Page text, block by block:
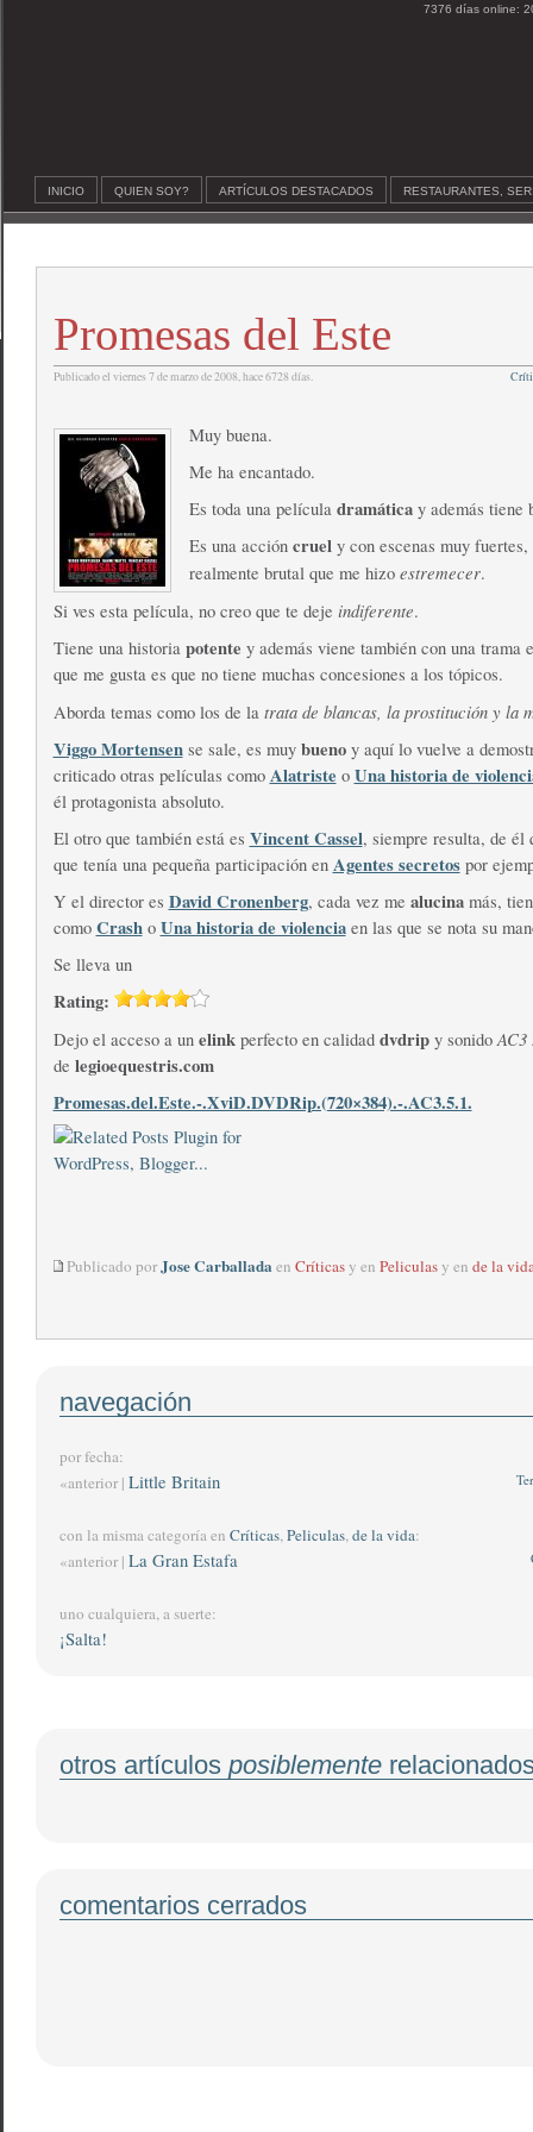
7376 días online:
INICIO QUIEN SOY? ARTÍCULOS DESTACADOS RESTAURANTES,
Promesas del Este
Publicado el viernes 7 de marzo de 2008, hace 6728 días.
Muy buena.
Me ha encantado.
Es toda una película dramática y además tiene
Es una acción cruel y con escenas muy
realmente brutal que me hizo estremecer.
Si ves esta película, no creo que te deje indiferente.
Tiene una historia potente y además viene también con una trama
que me gusta es que no tiene muchas concesiones a los tópicos.
Aborda temas como los de la trata de blancas, la prostitución y la
Viggo Mortensense sale, es muy bueno y aquí lo vuelve a
criticado otras películas como Alatriste o Una historia de
él protagonista absoluto.
El otro que también está es Vincent Cassel, siempre resulta, de él
que tenía una pequeña participación en Agentes secretospor
Y el director es David Cronenberg, cada vez me alucina más,
como Crasho Una historia de violenciaen las que se nota su
Se lleva un
Rating:
Dejo el acceso a un elink perfecto en calidad dvdrip y sonido
de legioequestris.com
Promesas.del.Este.-.XviD.DVDRip.(720×384).-.AC3.5.1.
Publicado porJose Carballadaen Críticasy en Peliculasy en de la
navegación
por fecha:
«anterior | Little Britain
con la misma categoría en Críticas,Peliculas,de la vida:
«anterior | La Gran Estafa
uno cualquiera, a suerte:
¡Salta!
otros artículos posiblemente
comentarios cerrados